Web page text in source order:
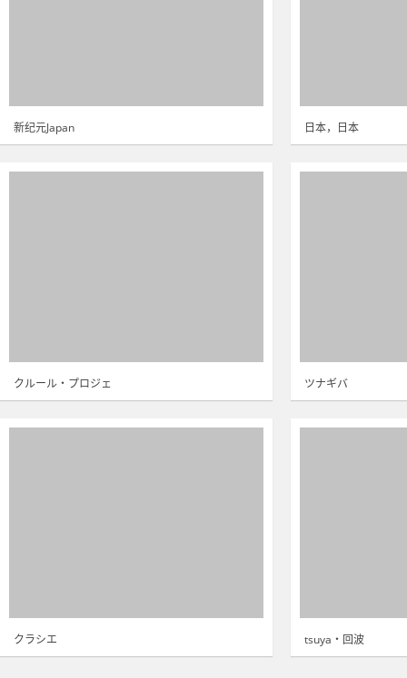
新纪元Japan 日本，日本
クルール・プロジェ ツナギバ
クラシエ tsuya・回波